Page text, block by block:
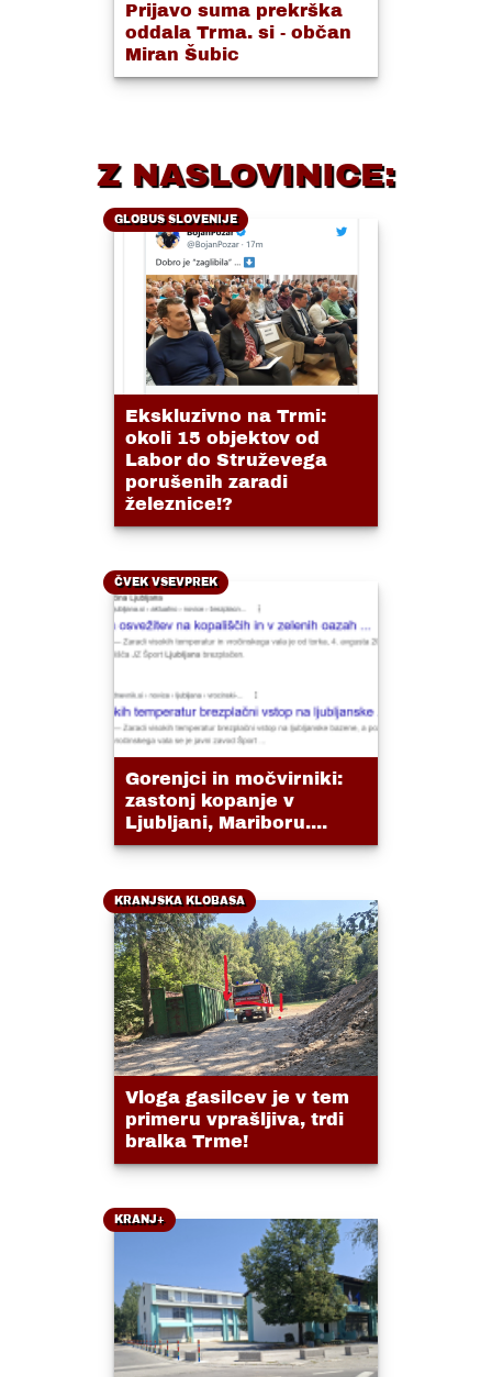
Prijavo suma prekrška
oddala Trma. si - občan
Miran Šubic
Z NASLOVINICE:
GLOBUS SLOVENIJE
Ekskluzivno na Trmi:
okoli 15 objektov od
Labor do Struževega
porušenih zaradi
železnice!?
ČVEK VSEVPREK
Gorenjci in močvirniki:
zastonj kopanje v
Ljubljani, Mariboru....
KRANJSKA KLOBASA
Vloga gasilcev je v tem
primeru vprašljiva, trdi
bralka Trme!
KRANJ+